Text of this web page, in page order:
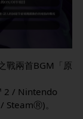
戰兩首BGM「原
2 / Nintendo
。